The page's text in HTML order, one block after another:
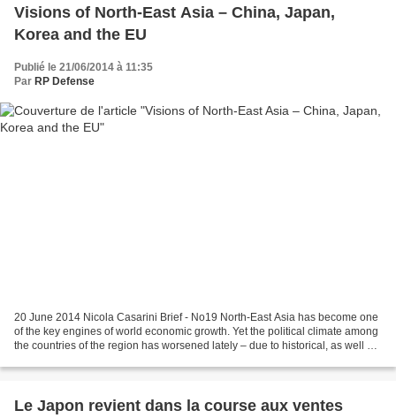
Visions of North-East Asia – China, Japan,
Korea and the EU
Publié le 21/06/2014 à 11:35
Par RP Defense
20 June 2014 Nicola Casarini Brief - No19 North-East Asia has become one
of the key engines of world economic growth. Yet the political climate among
the countries of the region has worsened lately – due to historical, as well as
Le Japon revient dans la course aux ventes